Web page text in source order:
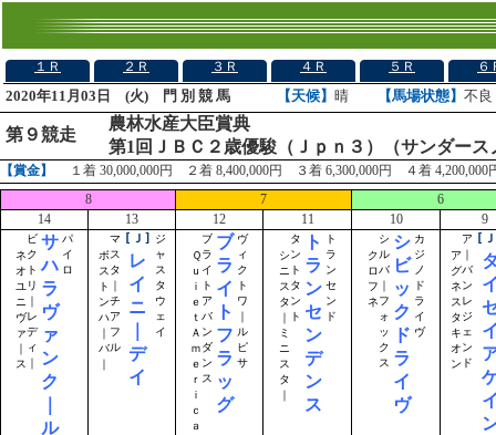
１Ｒ ２Ｒ ３Ｒ ４Ｒ ５Ｒ ６
2020年11月03日 (火) 門 別 競 馬 【天候】 晴 【馬場状態】 不良
第９競走
農林水産大臣賞典
第1回ＪＢＣ２歳優駿（Ｊｐｎ３）（サンダース
【賞金】
１着 30,000,000円 ２着 8,400,000円 ３着 6,300,000円 ４着 4,200,000
8
7
6
14
13 12 11 10 9
ネ
オ
ユ
ニ
ヴ
ァ
｜
ス
ビ
ク
ト
リ
｜
レ
デ
ィ
｜
サ
ハ
ラ
ヴ
ァ
ン
ク
｜
ル
パ
イ
ロ
ボ
ス
ト
ン
ハ
｜
バ
｜
マ
ス
タ
｜
チ
ア
フ
ル
[Ｊ]
レ
イ
ニ
｜
デ
イ
ジ
ャ
ス
タ
ウ
ェ
イ
Ｑ
ｕ
ｉ
ｅ
ｔ
Ａ
ｍ
ｅ
ｒ
ｉ
ｃ
ａ
ブ
ラ
イ
ト
ア
バ
ン
ダ
ン
ス
ブ
ラ
イ
ト
フ
ラ
ッ
グ
ヴ
ィ
ク
ト
ワ
｜
ル
ピ
サ
シ
ニ
ス
タ
｜
ミ
ニ
ス
タ
｜
タ
ン
ト
タ
ン
ト
ト
ラ
ン
セ
ン
デ
ン
ス
ト
ラ
ン
セ
ン
ド
ク
ロ
フ
ネ
シ
ル
バ
｜
フ
ォ
ッ
ク
ス
シ
ビ
ッ
ク
ド
ラ
イ
ヴ
カ
ジ
ノ
ド
ラ
イ
ヴ
ア
グ
ネ
ス
タ
キ
オ
ン
ア
｜
バ
ン
レ
ジ
ェ
ン
ド
[